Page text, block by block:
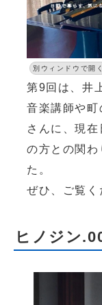
別ウィンドウで開く
第9回は、井
音楽講師や町
さんに、現
の方との関わ
た。
ぜひ、ご覧く
ヒノジン